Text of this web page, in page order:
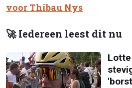
voor Thibau Nys
🚀 Iedereen leest dit nu